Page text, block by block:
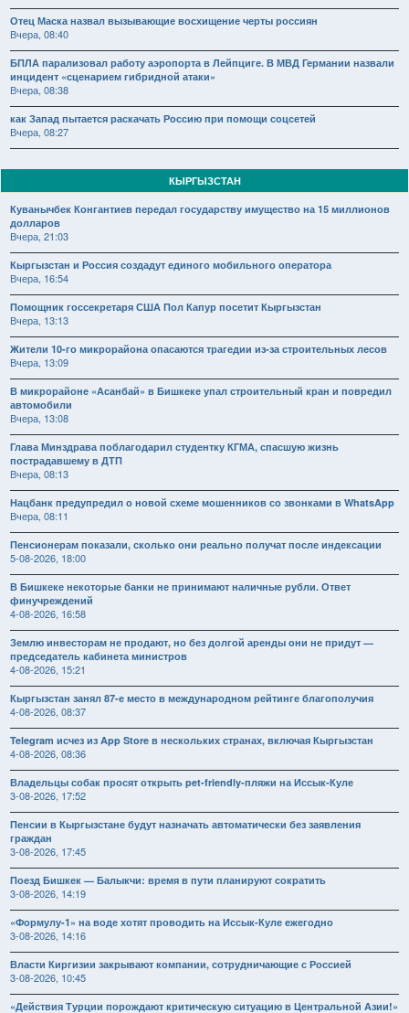
Отец Маска назвал вызывающие восхищение черты россиян
Вчера, 08:40
БПЛА парализовал работу аэропорта в Лейпциге. В МВД Германии назвали
инцидент «сценарием гибридной атаки»
Вчера, 08:38
как Запад пытается раскачать Россию при помощи соцсетей
Вчера, 08:27
КЫРГЫЗСТАН
Куванычбек Конгантиев передал государству имущество на 15 миллионов
долларов
Вчера, 21:03
Кыргызстан и Россия создадут единого мобильного оператора
Вчера, 16:54
Помощник госсекретаря США Пол Капур посетит Кыргызстан
Вчера, 13:13
Жители 10-го микрорайона опасаются трагедии из-за строительных лесов
Вчера, 13:09
В микрорайоне «Асанбай» в Бишкеке упал строительный кран и повредил
автомобили
Вчера, 13:08
Глава Минздрава поблагодарил студентку КГМА, спасшую жизнь
пострадавшему в ДТП
Вчера, 08:13
Нацбанк предупредил о новой схеме мошенников со звонками в WhatsApp
Вчера, 08:11
Пенсионерам показали, сколько они реально получат после индексации
5-08-2026, 18:00
В Бишкеке некоторые банки не принимают наличные рубли. Ответ
финучреждений
4-08-2026, 16:58
Землю инвесторам не продают, но без долгой аренды они не придут —
председатель кабинета министров
4-08-2026, 15:21
Кыргызстан занял 87-е место в международном рейтинге благополучия
4-08-2026, 08:37
Telegram исчез из App Store в нескольких странах, включая Кыргызстан
4-08-2026, 08:36
Владельцы собак просят открыть pet-friendly-пляжи на Иссык-Куле
3-08-2026, 17:52
Пенсии в Кыргызстане будут назначать автоматически без заявления
граждан
3-08-2026, 17:45
Поезд Бишкек — Балыкчи: время в пути планируют сократить
3-08-2026, 14:19
«Формулу-1» на воде хотят проводить на Иссык-Куле ежегодно
3-08-2026, 14:16
Власти Киргизии закрывают компании, сотрудничающие с Россией
3-08-2026, 10:45
«Действия Турции порождают критическую ситуацию в Центральной Азии!»